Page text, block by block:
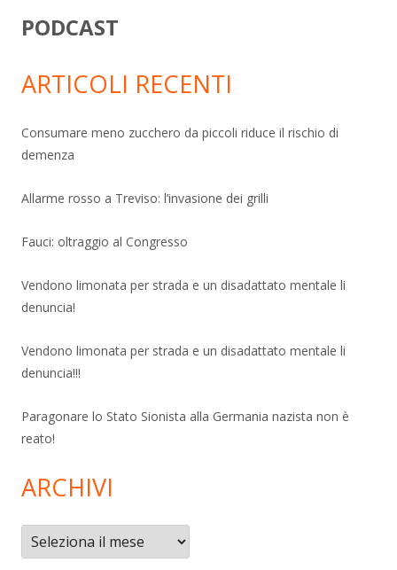
PODCAST
ARTICOLI RECENTI
Consumare meno zucchero da piccoli riduce il rischio di
demenza
Allarme rosso a Treviso: l’invasione dei grilli
Fauci: oltraggio al Congresso
Vendono limonata per strada e un disadattato mentale li
denuncia!
Vendono limonata per strada e un disadattato mentale li
denuncia!!!
Paragonare lo Stato Sionista alla Germania nazista non è
reato!
ARCHIVI
Archivi